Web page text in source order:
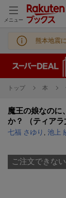
メニュー
熊本地震
トップ 本
魔王の娘なのに
か？ （ティアラ
七福 さゆり 池上
ご注文できな